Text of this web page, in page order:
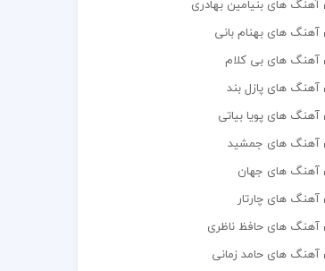
آهنگ های بنیامین بهادری
آهنگ های بهنام بانی
آهنگ های بی کلام
آهنگ های پازل بند
آهنگ های پویا بیاتی
آهنگ های جمشید
آهنگ های جهان
آهنگ های چارتار
آهنگ های حافظ ناظری
آهنگ های حامد زمانی